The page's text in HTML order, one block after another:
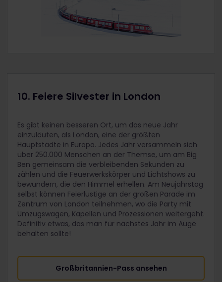
10. Feiere Silvester in London
Es gibt keinen besseren Ort, um das neue Jahr
einzuläuten, als London, eine der größten
Hauptstädte in Europa. Jedes Jahr versammeln sich
über 250.000 Menschen an der Themse, um am Big
Ben gemeinsam die verbleibenden Sekunden zu
zählen und die Feuerwerkskörper und Lichtshows zu
bewundern, die den Himmel erhellen. Am Neujahrstag
selbst können Feierlustige an der großen Parade im
Zentrum von London teilnehmen, wo die Party mit
Umzugswagen, Kapellen und Prozessionen weitergeht.
Definitiv etwas, das man für nächstes Jahr im Auge
behalten sollte!
Großbritannien-Pass ansehen